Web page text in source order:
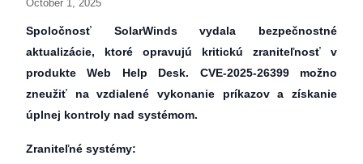
October 1, 2025
Spoločnosť SolarWinds vydala bezpečnostné
aktualizácie, ktoré opravujú kritickú zraniteľnosť v
produkte Web Help Desk. CVE-2025-26399 možno
zneužiť na vzdialené vykonanie príkazov a získanie
úplnej kontroly nad systémom.
Zraniteľné systémy: